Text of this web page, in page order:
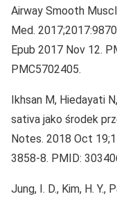
Airway Smooth
Med.
Epub 2017 Nov 12.
PMC5702405.
Ikhsan M, Hiedayati
sativa jako środek
Notes. 2018 Oct
3858-8. PMID:
Jung, I. D., Kim, H. Y.,